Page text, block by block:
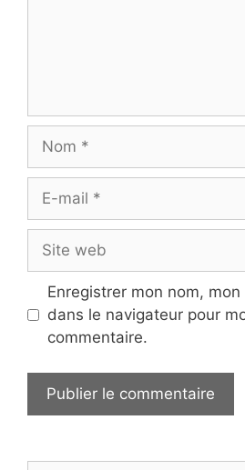
Nom
Site
web
Enregistrer mon nom,
dans le navigateur pour
commentaire.